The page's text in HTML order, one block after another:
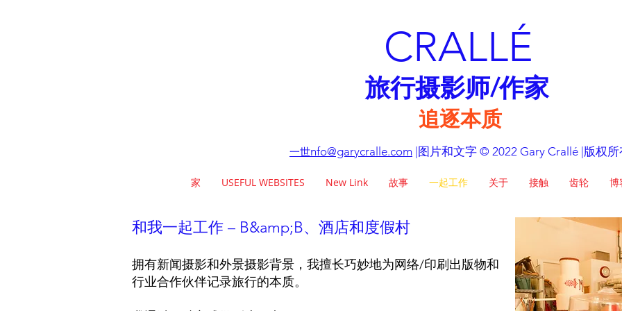
CRALLÉ
旅行摄影师/作家
追逐本质
一世nfo@garycralle.com |图片和文字 © 2022 Gary Crallé |版权所
家 USEFUL WEBSITES New Link 故事 一起工作 关于 接触 齿轮 博
和我一起工作 – B&amp;B、酒店和度假村
拥有新闻摄影和外景摄影背景，我擅长巧妙地为网络/印刷出版物和
行业合作伙伴记录旅行的本质。